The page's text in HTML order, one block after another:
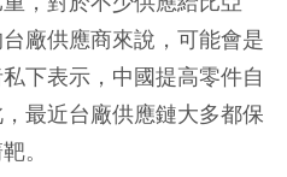
廠供應商來說，可能會是
下表示，中國提高零件自
最近台廠供應鏈大多都保
。